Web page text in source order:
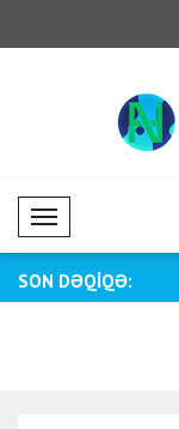
Mobil Menü
SON DƏQİQƏ:
işçilərinin bir maa..